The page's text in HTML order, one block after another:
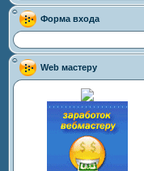
Форма входа
Web мастеру